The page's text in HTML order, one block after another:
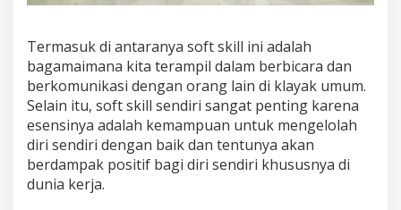
P
e
l
a
t
i
h
a
n
Termasuk di antaranya soft skill ini adalah
bagamaimana kita terampil dalam berbicara dan
berkomunikasi dengan orang lain di klayak umum.
Selain itu, soft skill sendiri sangat penting karena
esensinya adalah kemampuan untuk mengelolah
diri sendiri dengan baik dan tentunya akan
berdampak positif bagi diri sendiri khususnya di
dunia kerja.